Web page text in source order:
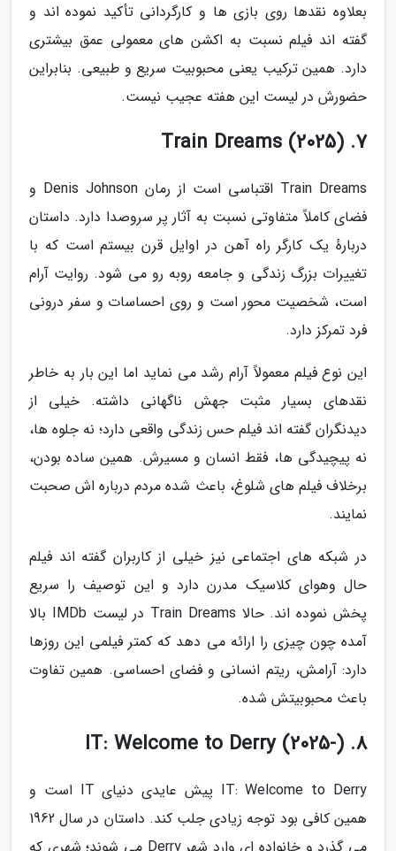
بعلاوه نقدها روی بازی ها و کارگردانی تأکید نموده اند و
گفته اند فیلم نسبت به اکشن های معمولی عمق بیشتری
دارد. همین ترکیب یعنی محبوبیت سریع و طبیعی. بنابراین
حضورش در لیست این هفته عجیب نیست.
7. Train Dreams (2025)
Train Dreams اقتباسی است از رمان Denis Johnson و
فضای کاملاً متفاوتی نسبت به آثار پر سروصدا دارد. داستان
دربارهٔ یک کارگر راه آهن در اوایل قرن بیستم است که با
تغییرات بزرگ زندگی و جامعه روبه رو می شود. روایت آرام
است، شخصیت محور است و روی احساسات و سفر درونی
فرد تمرکز دارد.
این نوع فیلم معمولاً آرام رشد می نماید اما این بار به خاطر
نقدهای بسیار مثبت جهش ناگهانی داشته. خیلی از
دیدنگران گفته اند فیلم حس زندگی واقعی دارد؛ نه جلوه ها،
نه پیچیدگی ها، فقط انسان و مسیرش. همین ساده بودن،
برخلاف فیلم های شلوغ، باعث شده مردم درباره اش صحبت
نمایند.
در شبکه های اجتماعی نیز خیلی از کاربران گفته اند فیلم
حال وهوای کلاسیک مدرن دارد و این توصیف را سریع
پخش نموده اند. حالا Train Dreams در لیست IMDb بالا
آمده چون چیزی را ارائه می دهد که کمتر فیلمی این روزها
دارد: آرامش، ریتم انسانی و فضای احساسی. همین تفاوت
باعث محبوبیتش شده.
8. IT: Welcome to Derry (2025-)
IT: Welcome to Derry پیش عایدی دنیای IT است و
همین کافی بود توجه زیادی جلب کند. داستان در سال 1962